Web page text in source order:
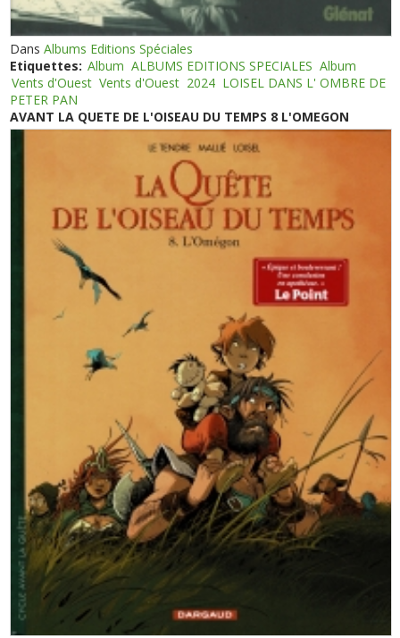
DansAlbums Editions Spéciales
Etiquettes: Album ALBUMS EDITIONS SPECIALES Album
Vents d'Ouest Vents d'Ouest 2024 LOISEL DANS L' OMBRE DE
PETER PAN
AVANT LA QUETE DE L'OISEAU DU TEMPS 8 L'OMEGON